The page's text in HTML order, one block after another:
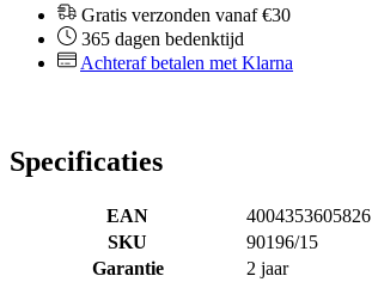
Gratis verzonden vanaf €30
365 dagen bedenktijd
Achteraf betalen met Klarna
Specificaties
EAN
4004353605826
SKU
90196/15
Garantie
2 jaar